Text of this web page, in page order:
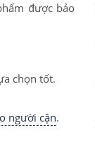
được bảo
chọn tốt.
người cận.